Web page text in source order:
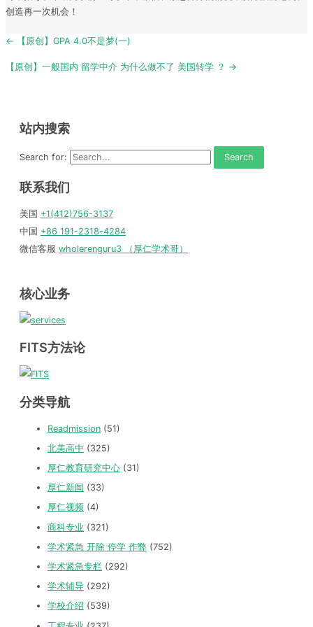
创造再一次机会！
Post
← 【原创】GPA 4.0不是梦(一)
【原创】一般国内 留学中介 为什么做不了 美国转学 ？ →
站内搜索
Search for:
联系我们
美国 +1(412)756-3137
中国 +86 191-2318-4284
微信客服 wholerenguru3 （厚仁学术哥）
核心业务
FITS方法论
分类导航
Readmission (51)
北美高中 (325)
厚仁教育研究中心 (31)
厚仁新闻 (33)
厚仁视频 (4)
商科专业 (321)
学术紧急 开除 停学 作弊 (752)
学术紧急专栏 (292)
学术辅导 (292)
学校介绍 (539)